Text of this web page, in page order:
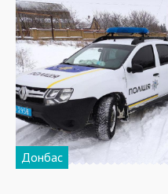
Донбас